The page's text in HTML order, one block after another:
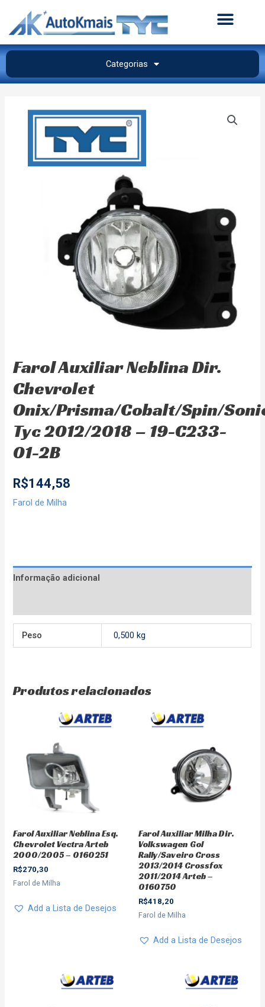
Categorias
Farol Auxiliar Neblina Dir.
Chevrolet
Onix/Prisma/Cobalt/Spin/
Tyc 2012/2018 – 19-C233-
01-2B
R$144,58
Farol de Milha
Informação adicional
Peso 0,500 kg
Produtos relacionados
Farol Auxiliar Neblina Esq.
Chevrolet Vectra Arteb
2000/2005 – 0160251
R$270,30
Farol de Milha
Add a Lista de Desejos
Farol Auxiliar Milha Dir.
Volkswagen Gol
Rally/Saveiro Cross
2013/2014 Crossfox
2011/2014 Arteb –
0160750
R$418,20
Farol de Milha
Add a Lista de Desejos